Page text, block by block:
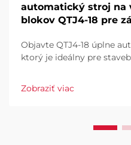
automatický stroj na
blokov QTJ4-18 pre
Objavte QTJ4-18 úplne
ktorý je ideálny pre
výkon, nízky odpad, plná
ponuku už dnes.
Zobraziť viac